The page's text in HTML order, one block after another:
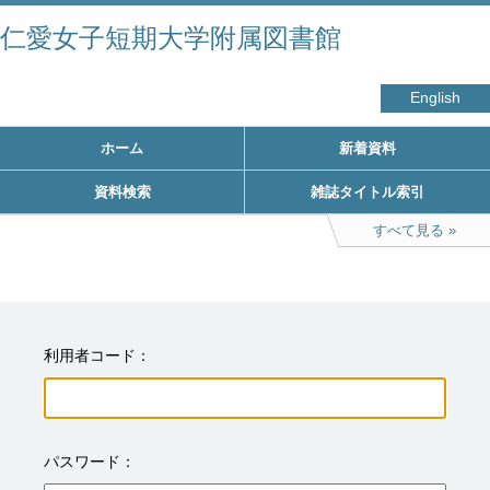
仁愛女子短期大学附属図書館
English
ホーム 新着資料
資料検索 雑誌タイトル索引
すべて見る
利用者コード
パスワード